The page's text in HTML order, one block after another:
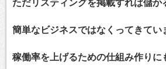
ただリスティングを掲載すれば儲か
簡単なビジネスではなくってきてい
稼働率を上げるための仕組み作りに